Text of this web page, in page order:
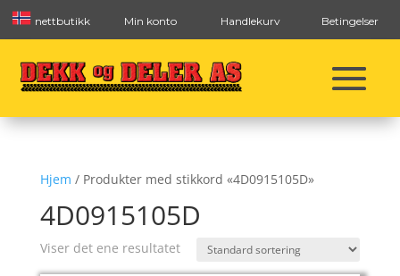
nettbutikk Min konto Handlekurv Betingelser
Hjem / Produkter med stikkord «4D0915105D»
4D0915105D
Viser det ene resultatet